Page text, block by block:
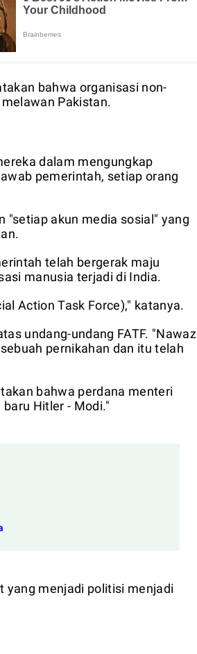
bahwa organisasi non-
Pakistan.
dalam mengungkap
pemerintah, setiap orang
akun media sosial" yang
telah bergerak maju
manusia terjadi di India.
Action Task Force)," katanya.
undang-undang FATF. "Nawaz
pernikahan dan itu telah
bahwa perdana menteri
Hitler - Modi."
yang menjadi politisi menjadi